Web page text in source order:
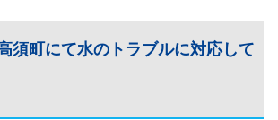
須町にて水のトラブルに対応して